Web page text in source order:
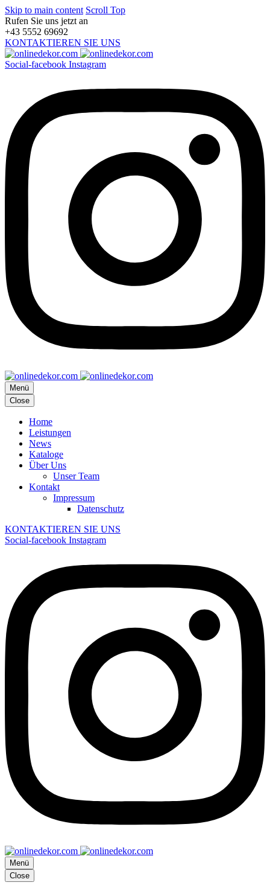
Skip to main content Scroll Top
Rufen Sie uns jetzt an
+43 5552 69692
KONTAKTIEREN SIE UNS
Social-facebook Instagram
Menü
Close
Home
Leistungen
News
Kataloge
Über Uns
Unser Team
Kontakt
Impressum
Datenschutz
KONTAKTIEREN SIE UNS
Social-facebook Instagram
Menü
Close